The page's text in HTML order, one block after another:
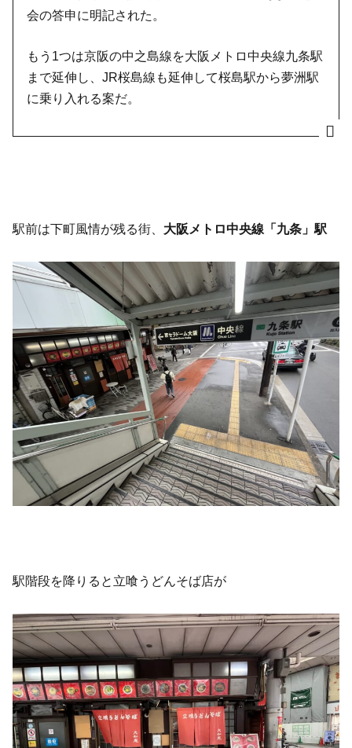
会の答申に明記された。
もう1つは京阪の中之島線を大阪メトロ中央線九条駅
まで延伸し、JR桜島線も延伸して桜島駅から夢洲駅
に乗り入れる案だ。
駅前は下町風情が残る街、 大阪メトロ中央線「九条」駅
駅階段を降りると立喰うどんそば店が